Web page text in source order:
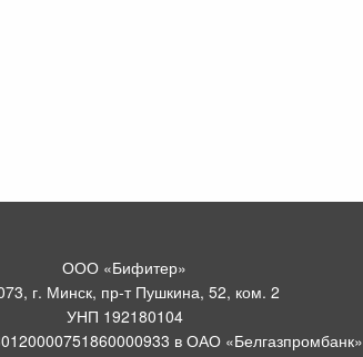
ООО «Бифитер»
г. Минск, пр-т Пушкина, 52, ком. 2
УНП 192180104
в ОАО «Белгазпромбанк»